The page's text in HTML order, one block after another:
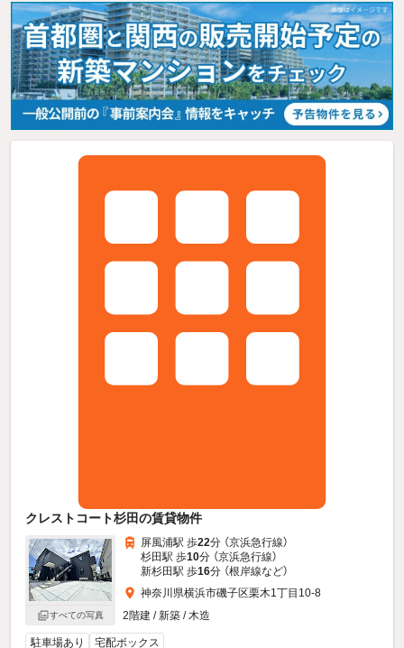
クレストコート杉田の賃貸物件
すべての写真
屏風浦駅 歩22分 （京浜急行線）
杉田駅 歩10分 （京浜急行線）
新杉田駅 歩16分 （根岸線など）
神奈川県横浜市磯子区栗木1丁目10-8
2階建 / 新築 / 木造
駐車場あり 宅配ボックス